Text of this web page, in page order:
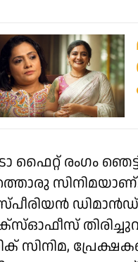
ഫൈറ്റ് രംഗം
ഡിമാൻഡ്
സിനിമ,